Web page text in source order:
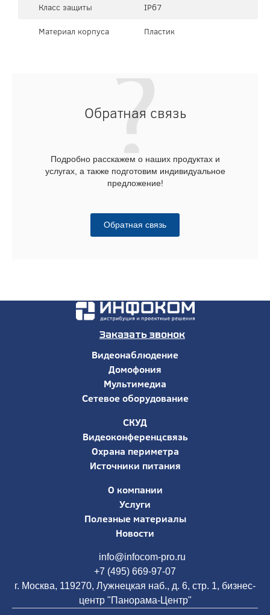
Класс защиты
IP67
Материал корпуса
Пластик
Обратная связь
Подробно расскажем о наших продуктах и
услугах, а также подготовим индивидуальное
предложение!
Обратная связь
Заказать звонок
Видеонаблюдение
Домофония
Мультимедиа
Сетевое оборудование
СКУД
Видеоконференцсвязь
Охрана периметра
Источники питания
О компании
Услуги
Полезные материалы
Новости
info@infocom-pro.ru
+7 (495) 669-97-07
г. Москва, 119270, Лужнецкая наб., д. 6, стр. 1, бизнес-
центр "Панорама-Центр"